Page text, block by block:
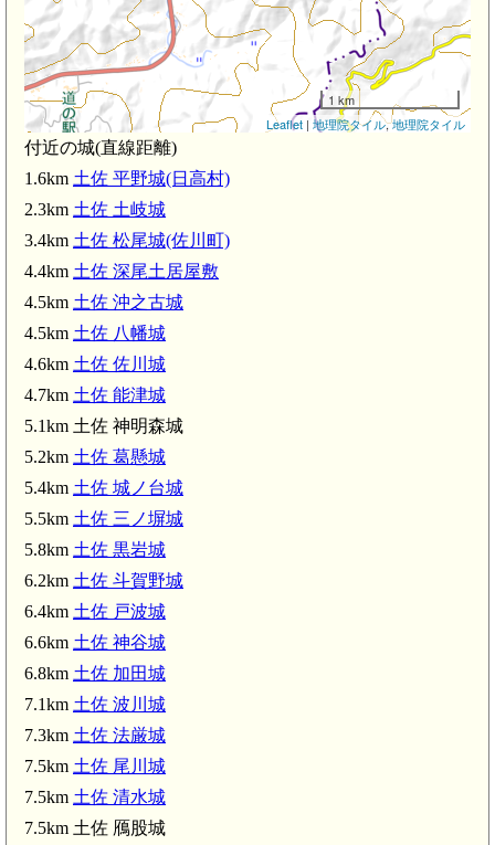
1 km
Leaflet | 地理院タイル,地理院タイル
付近の城(直線距離)
1.6km 土佐 平野城(日高村)
2.3km 土佐 土岐城
3.4km 土佐 松尾城(佐川町)
4.4km 土佐 深尾土居屋敷
4.5km 土佐 沖之古城
4.5km 土佐 八幡城
4.6km 土佐 佐川城
4.7km 土佐 能津城
5.1km 土佐 神明森城
5.2km 土佐 葛懸城
5.4km 土佐 城ノ台城
5.5km 土佐 三ノ塀城
5.8km 土佐 黒岩城
6.2km 土佐 斗賀野城
6.4km 土佐 戸波城
6.6km 土佐 神谷城
6.8km 土佐 加田城
7.1km 土佐 波川城
7.3km 土佐 法厳城
7.5km 土佐 尾川城
7.5km 土佐 清水城
7.5km 土佐 鴈股城